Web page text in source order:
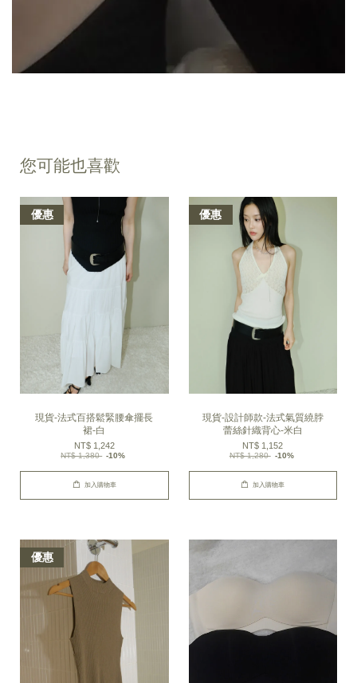
您可能也喜歡
優惠
現貨-法式百搭鬆緊腰傘擺長
裙-白
NT$ 1,242
NT$ 1,380 -10%
加入購物車
優惠
現貨-設計師款-法式氣質繞脖
蕾絲針織背心-米白
NT$ 1,152
NT$ 1,280 -10%
加入購物車
優惠